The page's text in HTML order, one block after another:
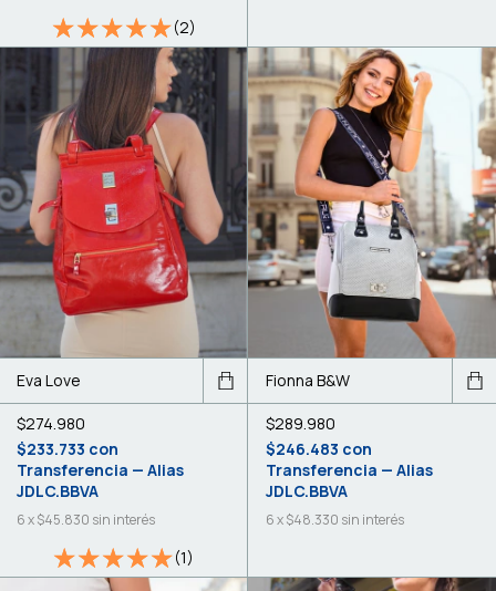
(2)
Eva Love
$274.980
$233.733 con
Transferencia — Alias
JDLC.BBVA
6x$45.830 sin interés
(1)
Fionna B&W
$289.980
$246.483 con
Transferencia — Alias
JDLC.BBVA
6x$48.330 sin interés